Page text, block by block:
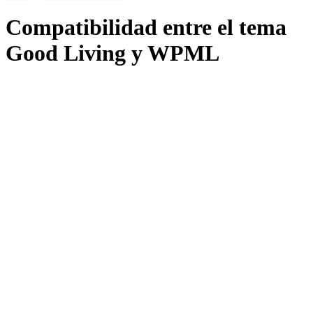
Compatibilidad entre el tema
Good Living y WPML